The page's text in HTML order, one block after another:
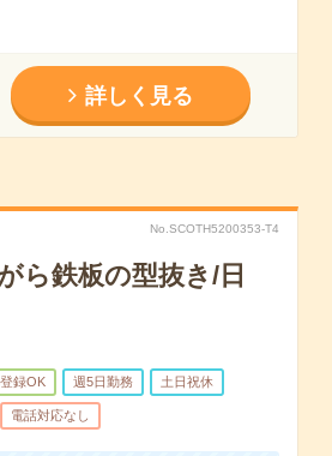
詳しく見る
No.SCOTH5200353-T4
ら鉄板の型抜き/日
録OK 週5日勤務 土日祝休
電話対応なし